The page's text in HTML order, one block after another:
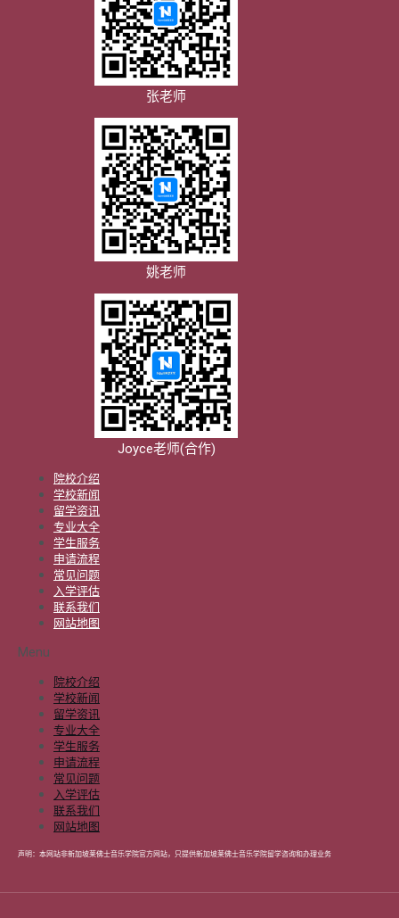
张老师
姚老师
Joyce老师(合作)
院校介绍
学校新闻
留学资讯
专业大全
学生服务
申请流程
常见问题
入学评估
联系我们
网站地图
Menu
院校介绍
学校新闻
留学资讯
专业大全
学生服务
申请流程
常见问题
入学评估
联系我们
网站地图
声明：本网站非新加坡莱佛士音乐学院官方网站，只提供新加坡莱佛士音乐学院留学咨询和办理业务